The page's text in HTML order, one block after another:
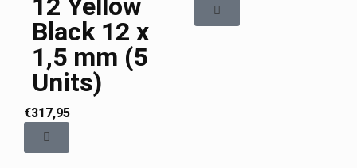
12 Yellow
Black 12 x
1,5 mm (5
Units)
€317,95